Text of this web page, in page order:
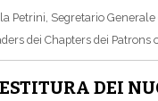
Petrini, Segretario
dei Chapters dei
DEI